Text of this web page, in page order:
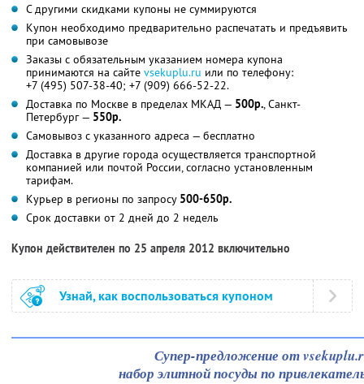
С другими скидками купоны не суммируются
Купон необходимо предварительно распечатать и предъявить
при самовывозе
Заказы с обязательным указанием номера купона
принимаются на сайте vsekuplu.ru или по телефону:
+7 (495) 507-38-40; +7 (909) 666-52-22.
Доставка по Москве в пределах МКАД — 500р., Санкт-
Петербург — 550р.
Самовывоз с указанного адреса — бесплатно
Доставка в другие города осуществляется транспортной
компанией или почтой России, согласно установленным
тарифам.
Курьер в регионы по запросу 500-650р.
Срок доставки от 2 дней до 2 недель
Купон действителен по 25 апреля 2012 включительно
Узнай, как воспользоваться купоном
Супер-предложение от
набор элитной посуды по